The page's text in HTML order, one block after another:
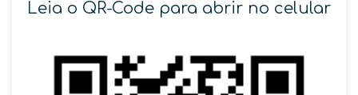
Leia o QR-Code para abrir no celular